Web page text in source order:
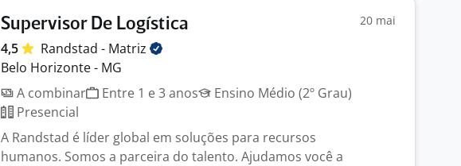
Supervisor De Logística 20 mai
4,5 Randstad - Matriz
Belo Horizonte - MG
A combinar
Entre 1 e 3 anos
Ensino Médio (2º Grau)
Presencial
A Randstad é líder global em soluções para recursos
humanos. Somos a parceira do talento. Ajudamos você a